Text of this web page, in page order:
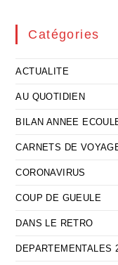
Catégories
ACTUALITE
AU QUOTIDIEN
BILAN ANNEE
CARNETS DE
CORONAVIRUS
COUP DE GUEULE
DANS LE RETRO
DEPARTEMENTALES